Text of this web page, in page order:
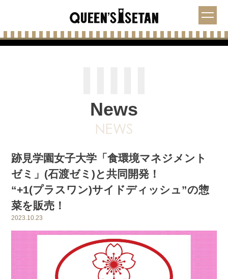
News
跡見学園女子大学「食環境マネジメント
ゼミ」(石渡ゼミ)と共同開発！
“+1(プラスワン)サイドディッシュ”の惣
菜を販売！
2023.10.23